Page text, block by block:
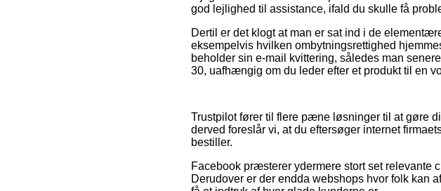
god lejlighed til assistance, ifald du skulle få
Dertil er det klogt at man er sat ind i de
eksempelvis hvilken ombytningsrettighed
beholder sin e-mail kvittering, således man
30, uafhængig om du leder efter et produkt til en
Trustpilot fører til flere pæne løsninger til at gøre
derved foreslår vi, at du eftersøger internet
bestiller.
Facebook præsterer ydermere stort set relevante
Derudover er der endda webshops hvor folk kan